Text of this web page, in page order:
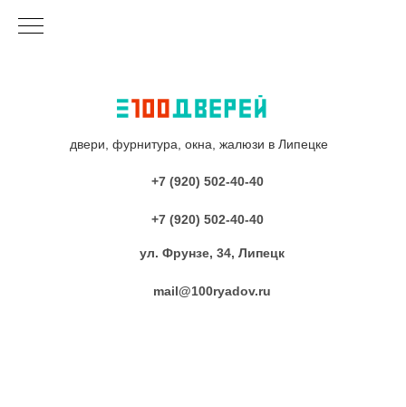
двери, фурнитура, окна, жалюзи в Липецке
+7 (920) 502-40-40
+7 (920) 502-40-40
ул. Фрунзе, 34, Липецк
mail@100ryadov.ru